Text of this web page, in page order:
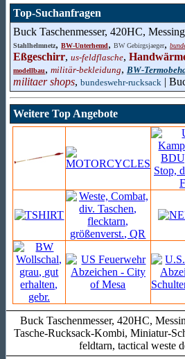
Top-Suchanfragen
Buck Taschenmesser, 420HC,
Stahlhelmnetz, BW-Unterhemd, BW Gebirgsjaeger,
Eßgeschirr, us-feldflasche,
modellbau, militär-bekleidung, BW-
militaer shops, bundeswehr-rucksack |
Weitere Top Angebote
Buck Taschenmesser, 420HC,
Tasche-Rucksack-Kombi, Miniatur-
feldtarn, tactical weste